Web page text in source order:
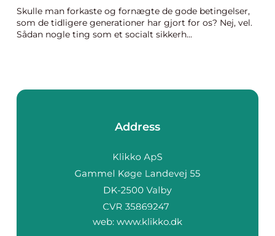
Skulle man forkaste og fornægte de gode betingelser,
som de tidligere generationer har gjort for os? Nej, vel.
Sådan nogle ting som et socialt sikkerh...
Address
web: www.klikko.dk